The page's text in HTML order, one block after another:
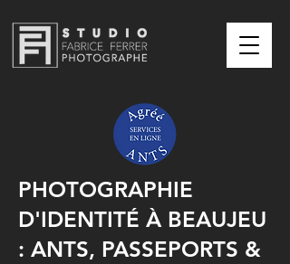
PHOTOGRAPHIE
D'IDENTITÉ À BEAUJEU
: ANTS, PASSEPORTS &